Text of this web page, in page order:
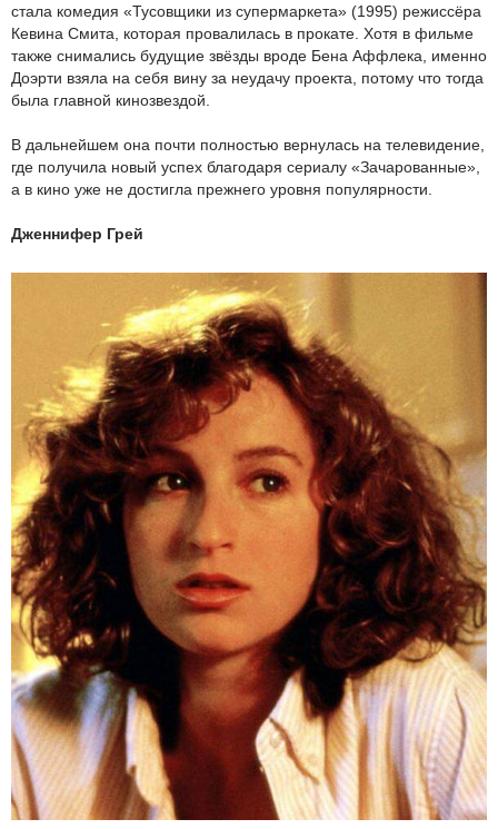
стала комедия «Тусовщики из супермаркета» (1995) режиссёра
Кевина Смита, которая провалилась в прокате. Хотя в фильме
также снимались будущие звёзды вроде Бена Аффлека, именно
Доэрти взяла на себя вину за неудачу проекта, потому что тогда
была главной кинозвездой.
В дальнейшем она почти полностью вернулась на телевидение,
где получила новый успех благодаря сериалу «Зачарованные»,
а в кино уже не достигла прежнего уровня популярности.
Дженнифер Грей